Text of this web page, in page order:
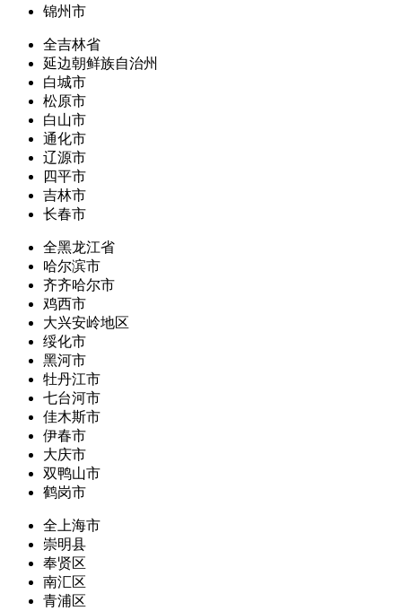
锦州市
全吉林省
延边朝鲜族自治州
白城市
松原市
白山市
通化市
辽源市
四平市
吉林市
长春市
全黑龙江省
哈尔滨市
齐齐哈尔市
鸡西市
大兴安岭地区
绥化市
黑河市
牡丹江市
七台河市
佳木斯市
伊春市
大庆市
双鸭山市
鹤岗市
全上海市
崇明县
奉贤区
南汇区
青浦区